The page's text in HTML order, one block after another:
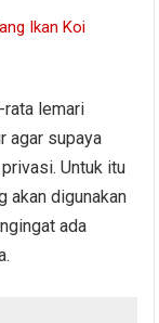
Ikan Koi
rata lemari
agar supaya
Untuk itu
akan digunakan
ada